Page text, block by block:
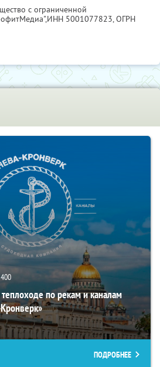
с ограниченной
ИНН 5001077823, ОГРН
400
по рекам и каналам
ПОДРОБНЕЕ